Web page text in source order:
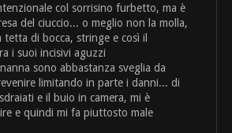
col sorrisino furbetto, ma è
del ciuccio... o meglio non la molla,
tetta di bocca, stringe e così il
i suoi incisivi aguzzi
sono abbastanza sveglia da
limitando in parte i danni... di
e il buio in camera, mi è
e quindi mi fa piuttosto male